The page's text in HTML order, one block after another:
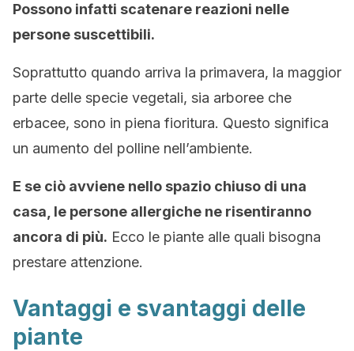
Possono infatti scatenare reazioni nelle
persone suscettibili.
Soprattutto quando arriva la primavera, la maggior
parte delle specie vegetali, sia arboree che
erbacee, sono in piena fioritura. Questo significa
un aumento del polline nell’ambiente.
E se ciò avviene nello spazio chiuso di una
casa, le persone allergiche ne risentiranno
ancora di più. Ecco le piante alle quali bisogna
prestare attenzione.
Vantaggi e svantaggi delle
piante